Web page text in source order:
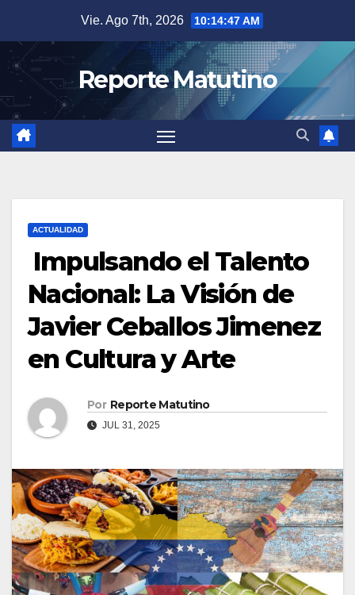
contenido
Vie. Ago 7th, 2026 10:14:48 AM
Reporte Matutino
ACTUALIDAD
Impulsando el Talento
Nacional: La Visión de
Javier Ceballos Jimenez
en Cultura y Arte
Por Reporte Matutino
JUL 31, 2025